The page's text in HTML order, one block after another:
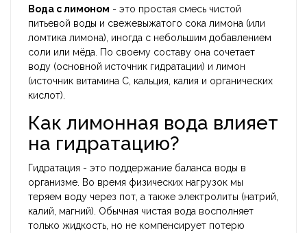
Вода с лимоном - это простая смесь чистой
питьевой воды и свежевыжатого сока лимона (или
ломтика лимона), иногда с небольшим добавлением
соли или мёда. По своему составу она сочетает
воду (основной источник гидратации) и лимон
(источник витамина C, кальция, калия и органических
кислот).
Как лимонная вода влияет
на гидратацию?
Гидратация - это поддержание баланса воды в
организме. Во время физических нагрузок мы
теряем воду через пот, а также электролиты (натрий,
калий, магний). Обычная чистая вода восполняет
только жидкость, но не компенсирует потерю